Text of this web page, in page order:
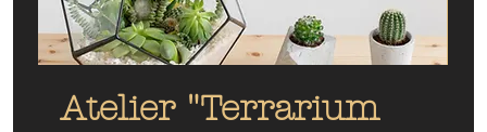
Atelier "Terrarium